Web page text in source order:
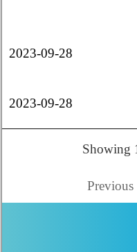
2023-09-28
2023-09-28
Showing
Previous